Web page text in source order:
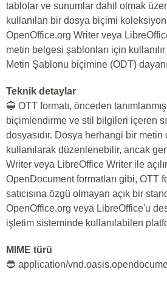
tablolar ve sunumlar dahil olmak
kullanılan bir dosya biçimi
OpenOffice.org Writer veya
metin belgesi şablonları için
Metin Şablonu biçimine (ODT)
Teknik detaylar
🔵 OTT formatı, önceden
biçimlendirme ve stil bilgileri içeren
dosyasıdır. Dosya herhangi bir
kullanılarak düzenlenebilir, ancak
Writer veya LibreOffice Writer ile
OpenDocument formatları gibi, OTT
satıcısına özgü olmayan açık bir
OpenOffice.org veya LibreOffice'u
işletim sisteminde kullanılabilen
MIME türü
🔵 application/